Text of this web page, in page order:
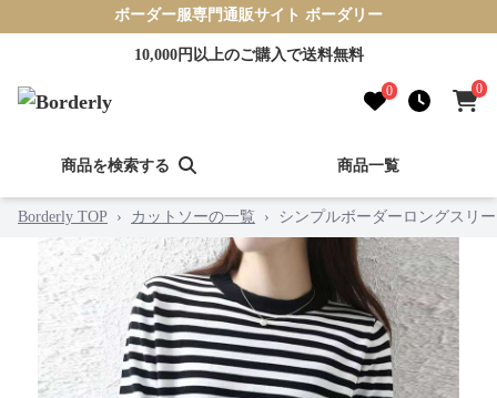
ボーダー服専門通販サイト ボーダリー
10,000円以上のご購入で送料無料
0 0
商品を検索する 商品一覧
Borderly TOP › カットソーの一覧 › シンプルボーダーロングスリ